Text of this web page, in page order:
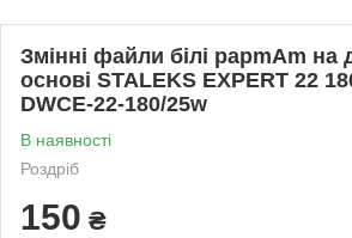
Змінні файли білі papmAm на
основі STALEKS EXPERT 22
DWCE-22-180/25w
В наявності
Роздріб
150 ₴